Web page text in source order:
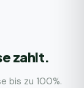
zahlt.
bis zu 100%.